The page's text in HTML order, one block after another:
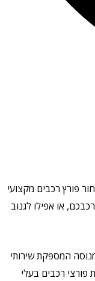
פורץ רכבים מקצועי
או אפילו לגנוב
המספקת שירותי
רכבים בעלי